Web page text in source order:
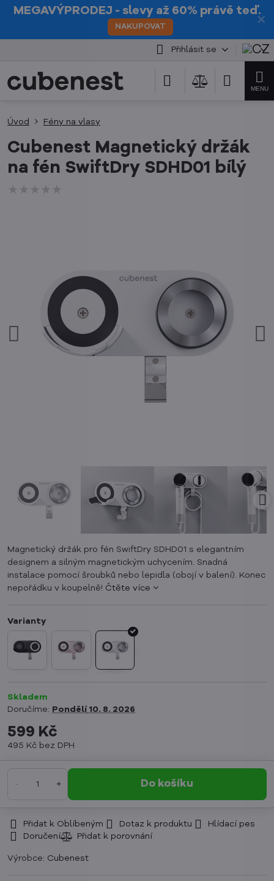
✕
MEGAVÝPRODEJ - slevy až 60% právě teď.
NAKUPOVAT
Přihlásit se
Úvod Fény na vlasy
Cubenest Magnetický držák
na fén SwiftDry SDHD01 bílý
Magnetický držák pro fén SwiftDry SDHD01 s elegantním
designem a silným magnetickým uchycením. Snadná
instalace pomocí šroubků nebo lepidla (obojí v balení). Konec
nepořádku v koupelně! Čtěte více
Skladem
Doručíme: Pondělí10. 8. 2026
599 Kč
495 Kč bez DPH
Do košíku
Přidat k Oblíbeným Dotaz k produktu
Hlídací pes
Doručení
Výrobce: Cubenest